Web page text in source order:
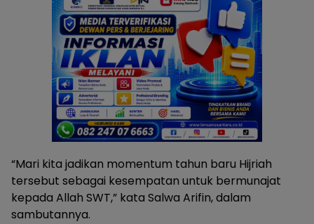
“Mari kita jadikan momentum tahun baru Hijriah
tersebut sebagai kesempatan untuk bermunajat
kepada Allah SWT,” kata Salwa Arifin, dalam
sambutannya.